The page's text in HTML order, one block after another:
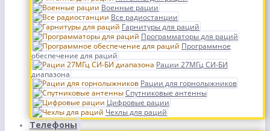
Военные рации
Все радиостанции
Гарнитуры для раций
Программаторы для раций
Программное
обеспечение для раций
Рации 27МГц СИ-БИ
диапазона
Рации для горнолыжников
Спутниковые антенны
Цифровые рации
Чехлы для раций
Телефоны